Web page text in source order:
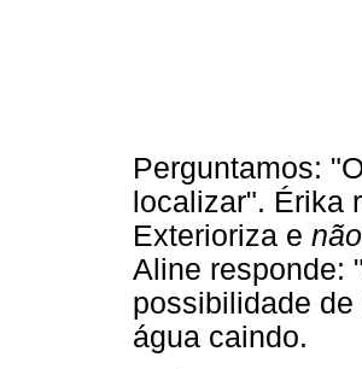
Perguntamos:
localizar". Érika
Exterioriza e não
Aline responde:
possibilidade
água caindo.